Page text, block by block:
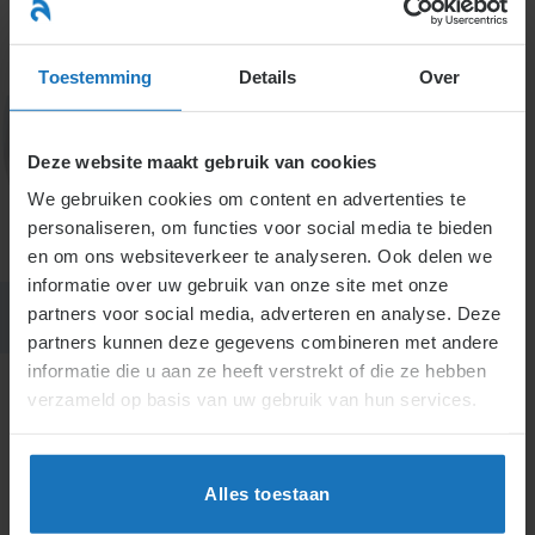
Toestemming Details Over
Deze website maakt gebruik van cookies
We gebruiken cookies om content en advertenties te
personaliseren, om functies voor social media te bieden
en om ons websiteverkeer te analyseren. Ook delen we
informatie over uw gebruik van onze site met onze
partners voor social media, adverteren en analyse. Deze
partners kunnen deze gegevens combineren met andere
informatie die u aan ze heeft verstrekt of die ze hebben
verzameld op basis van uw gebruik van hun services.
Alles toestaan
naar
inhoud
7. Leerovereenkomst
H7. Leerovereenkomst